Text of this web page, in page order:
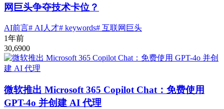
网巨头争夺技术卡位？
AI前言# AI人才# keywords# 互联网巨头
1年前
30,6900
微软推出 Microsoft 365 Copilot Chat：免费使用
GPT-4o 并创建 AI 代理